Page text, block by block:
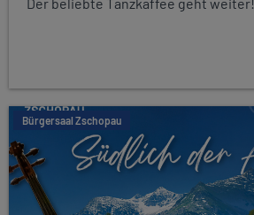
Bürgersaal Zschopau